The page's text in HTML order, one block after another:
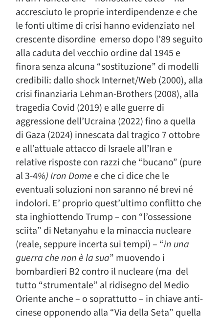
accresciuto le proprie interdipendenze e che
le fonti ultime di crisi hanno evidenziato nel
crescente disordine emerso dopo l’89 seguito
alla caduta del vecchio ordine dal 1945 e
finora senza alcuna “sostituzione” di modelli
credibili: dallo shock Internet/Web (2000), alla
crisi finanziaria Lehman-Brothers (2008), alla
tragedia Covid (2019) e alle guerre di
aggressione dell’Ucraina (2022) fino a quella
di Gaza (2024) innescata dal tragico 7 ottobre
e all’attuale attacco di Israele all’Iran e
relative risposte con razzi che “bucano” (pure
al 3-4%) Iron Dome e che ci dice che le
eventuali soluzioni non saranno né brevi né
indolori. E’ proprio quest’ultimo conflitto che
sta inghiottendo Trump – con “l’ossessione
sciita” di Netanyahu e la minaccia nucleare
(reale, seppure incerta sui tempi) – “in una
guerra che non è la sua” muovendo i
bombardieri B2 contro il nucleare (ma del
tutto “strumentale” al ridisegno del Medio
Oriente anche – o soprattutto – in chiave anti-
cinese opponendo alla “Via della Seta” quella